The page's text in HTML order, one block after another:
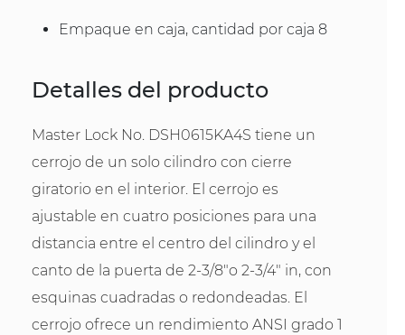
Empaque en caja, cantidad por caja 8
Detalles del producto
Master Lock No. DSH0615KA4S tiene un
cerrojo de un solo cilindro con cierre
giratorio en el interior. El cerrojo es
ajustable en cuatro posiciones para una
distancia entre el centro del cilindro y el
canto de la puerta de 2-3/8"o 2-3/4" in, con
esquinas cuadradas o redondeadas. El
cerrojo ofrece un rendimiento ANSI grado 1